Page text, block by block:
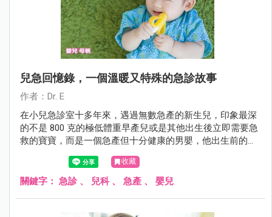
兒急回憶錄，一個溫暖又特殊的急診故事
作者：Dr. E
在小兒急診室十多年來，遇過無數急產的新生兒，印象最深
的不是 800 克的極低體重早產兒或是其他出生後立即需要急
救的寶寶，而是一個急產但十分健康的男嬰，他出生前的過
程十分特殊，特殊到至今無法忘卻。
收藏
關鍵字： 急診 、 兒科、 急產 、 嬰兒